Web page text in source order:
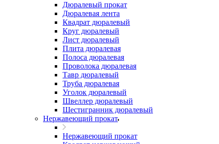
Дюралевый прокат
Дюралевая лента
Квадрат дюралевый
Круг дюралевый
Лист дюралевый
Плита дюралевая
Полоса дюралевая
Проволока дюралевая
Тавр дюралевый
Труба дюралевая
Уголок дюралевый
Швеллер дюралевый
Шестигранник дюралевый
Нержавеющий прокат
Нержавеющий прокат